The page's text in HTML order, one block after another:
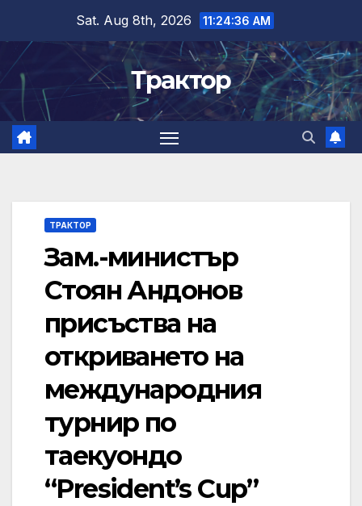
content
Sat. Aug 8th, 2026 11:24:37 AM
Трактор
ТРАКТОР
Зам.-министър
Стоян Андонов
присъства на
откриването на
международния
турнир по
таекуондо
“President’s Cup”